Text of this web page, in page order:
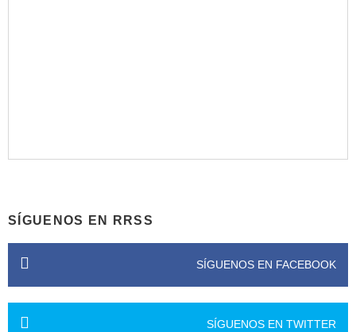
SÍGUENOS EN RRSS
SÍGUENOS EN FACEBOOK
SÍGUENOS EN TWITTER